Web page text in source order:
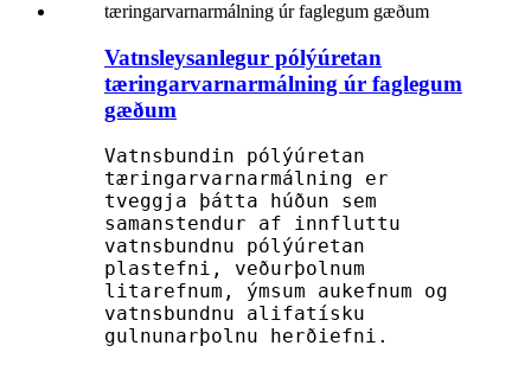
Vatnsleysanlegur pólýúretan
tæringarvarnarmálning úr faglegum
gæðum
Vatnsbundin pólýúretan
tæringarvarnarmálning er
tveggja þátta húðun sem
samanstendur af innfluttu
vatnsbundnu pólýúretan
plastefni, veðurþolnum
litarefnum, ýmsum aukefnum og
vatnsbundnu alifatísku
gulnunarþolnu herðiefni.